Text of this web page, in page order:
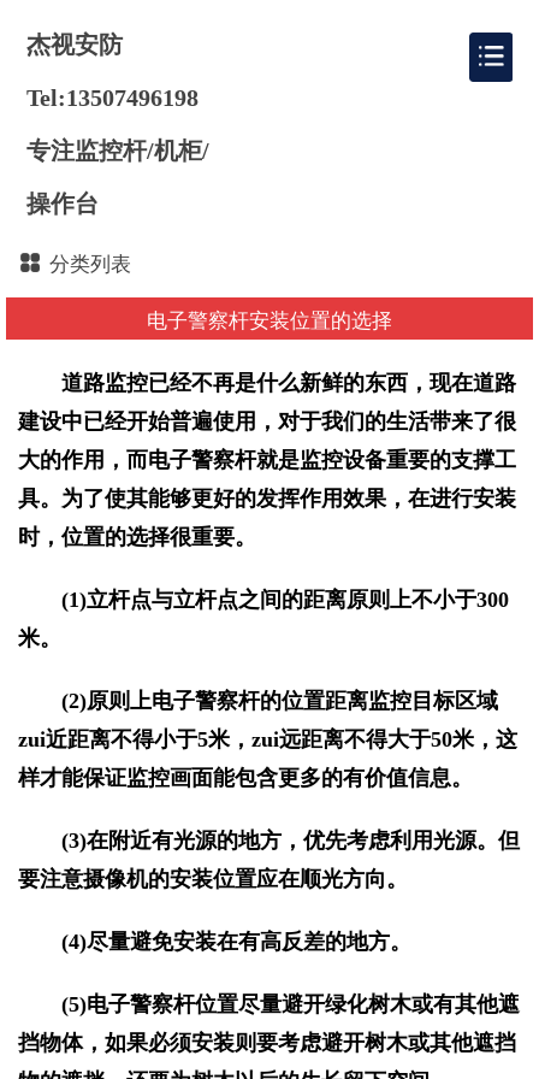
杰视安防
Tel:13507496198
专注监控杆/机柜/
操作台
分类列表
电子警察杆安装位置的选择
道路监控已经不再是什么新鲜的东西，现在道路
建设中已经开始普遍使用，对于我们的生活带来了很
大的作用，而电子警察杆就是监控设备重要的支撑工
具。为了使其能够更好的发挥作用效果，在进行安装
时，位置的选择很重要。
(1)立杆点与立杆点之间的距离原则上不小于300
米。
(2)原则上电子警察杆的位置距离监控目标区域
zui近距离不得小于5米，zui远距离不得大于50米，这
样才能保证监控画面能包含更多的有价值信息。
(3)在附近有光源的地方，优先考虑利用光源。但
要注意摄像机的安装位置应在顺光方向。
(4)尽量避免安装在有高反差的地方。
(5)电子警察杆位置尽量避开绿化树木或有其他遮
挡物体，如果必须安装则要考虑避开树木或其他遮挡